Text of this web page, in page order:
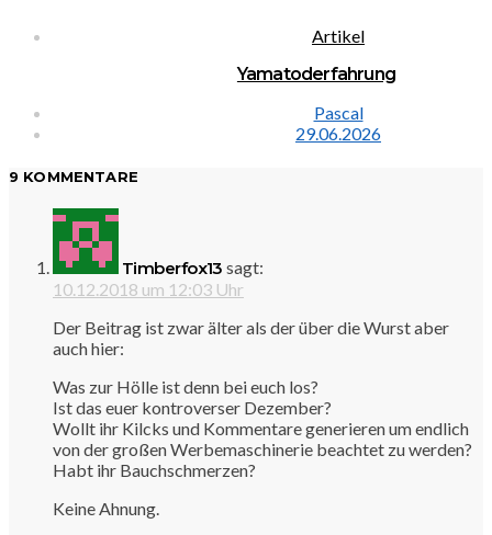
Artikel
Yamatoderfahrung
Pascal
29.06.2026
9 KOMMENTARE
Timberfox13 sagt:
10.12.2018 um 12:03 Uhr
Der Beitrag ist zwar älter als der über die Wurst aber
auch hier:
Was zur Hölle ist denn bei euch los?
Ist das euer kontroverser Dezember?
Wollt ihr Kilcks und Kommentare generieren um endlich
von der großen Werbemaschinerie beachtet zu werden?
Habt ihr Bauchschmerzen?
Keine Ahnung.